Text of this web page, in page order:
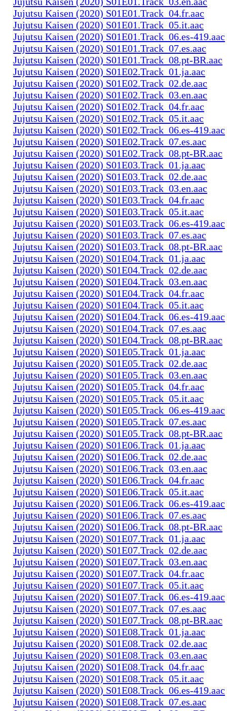
Jujutsu Kaisen (2020) S01E01.Track_04.fr.aac
Jujutsu Kaisen (2020) S01E01.Track_05.it.aac
Jujutsu Kaisen (2020) S01E01.Track_06.es-419.aac
Jujutsu Kaisen (2020) S01E01.Track_07.es.aac
Jujutsu Kaisen (2020) S01E01.Track_08.pt-BR.aac
Jujutsu Kaisen (2020) S01E02.Track_01.ja.aac
Jujutsu Kaisen (2020) S01E02.Track_02.de.aac
Jujutsu Kaisen (2020) S01E02.Track_03.en.aac
Jujutsu Kaisen (2020) S01E02.Track_04.fr.aac
Jujutsu Kaisen (2020) S01E02.Track_05.it.aac
Jujutsu Kaisen (2020) S01E02.Track_06.es-419.aac
Jujutsu Kaisen (2020) S01E02.Track_07.es.aac
Jujutsu Kaisen (2020) S01E02.Track_08.pt-BR.aac
Jujutsu Kaisen (2020) S01E03.Track_01.ja.aac
Jujutsu Kaisen (2020) S01E03.Track_02.de.aac
Jujutsu Kaisen (2020) S01E03.Track_03.en.aac
Jujutsu Kaisen (2020) S01E03.Track_04.fr.aac
Jujutsu Kaisen (2020) S01E03.Track_05.it.aac
Jujutsu Kaisen (2020) S01E03.Track_06.es-419.aac
Jujutsu Kaisen (2020) S01E03.Track_07.es.aac
Jujutsu Kaisen (2020) S01E03.Track_08.pt-BR.aac
Jujutsu Kaisen (2020) S01E04.Track_01.ja.aac
Jujutsu Kaisen (2020) S01E04.Track_02.de.aac
Jujutsu Kaisen (2020) S01E04.Track_03.en.aac
Jujutsu Kaisen (2020) S01E04.Track_04.fr.aac
Jujutsu Kaisen (2020) S01E04.Track_05.it.aac
Jujutsu Kaisen (2020) S01E04.Track_06.es-419.aac
Jujutsu Kaisen (2020) S01E04.Track_07.es.aac
Jujutsu Kaisen (2020) S01E04.Track_08.pt-BR.aac
Jujutsu Kaisen (2020) S01E05.Track_01.ja.aac
Jujutsu Kaisen (2020) S01E05.Track_02.de.aac
Jujutsu Kaisen (2020) S01E05.Track_03.en.aac
Jujutsu Kaisen (2020) S01E05.Track_04.fr.aac
Jujutsu Kaisen (2020) S01E05.Track_05.it.aac
Jujutsu Kaisen (2020) S01E05.Track_06.es-419.aac
Jujutsu Kaisen (2020) S01E05.Track_07.es.aac
Jujutsu Kaisen (2020) S01E05.Track_08.pt-BR.aac
Jujutsu Kaisen (2020) S01E06.Track_01.ja.aac
Jujutsu Kaisen (2020) S01E06.Track_02.de.aac
Jujutsu Kaisen (2020) S01E06.Track_03.en.aac
Jujutsu Kaisen (2020) S01E06.Track_04.fr.aac
Jujutsu Kaisen (2020) S01E06.Track_05.it.aac
Jujutsu Kaisen (2020) S01E06.Track_06.es-419.aac
Jujutsu Kaisen (2020) S01E06.Track_07.es.aac
Jujutsu Kaisen (2020) S01E06.Track_08.pt-BR.aac
Jujutsu Kaisen (2020) S01E07.Track_01.ja.aac
Jujutsu Kaisen (2020) S01E07.Track_02.de.aac
Jujutsu Kaisen (2020) S01E07.Track_03.en.aac
Jujutsu Kaisen (2020) S01E07.Track_04.fr.aac
Jujutsu Kaisen (2020) S01E07.Track_05.it.aac
Jujutsu Kaisen (2020) S01E07.Track_06.es-419.aac
Jujutsu Kaisen (2020) S01E07.Track_07.es.aac
Jujutsu Kaisen (2020) S01E07.Track_08.pt-BR.aac
Jujutsu Kaisen (2020) S01E08.Track_01.ja.aac
Jujutsu Kaisen (2020) S01E08.Track_02.de.aac
Jujutsu Kaisen (2020) S01E08.Track_03.en.aac
Jujutsu Kaisen (2020) S01E08.Track_04.fr.aac
Jujutsu Kaisen (2020) S01E08.Track_05.it.aac
Jujutsu Kaisen (2020) S01E08.Track_06.es-419.aac
Jujutsu Kaisen (2020) S01E08.Track_07.es.aac